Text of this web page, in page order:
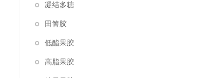
凝结多糖
田箐胶
低酯果胶
高脂果胶